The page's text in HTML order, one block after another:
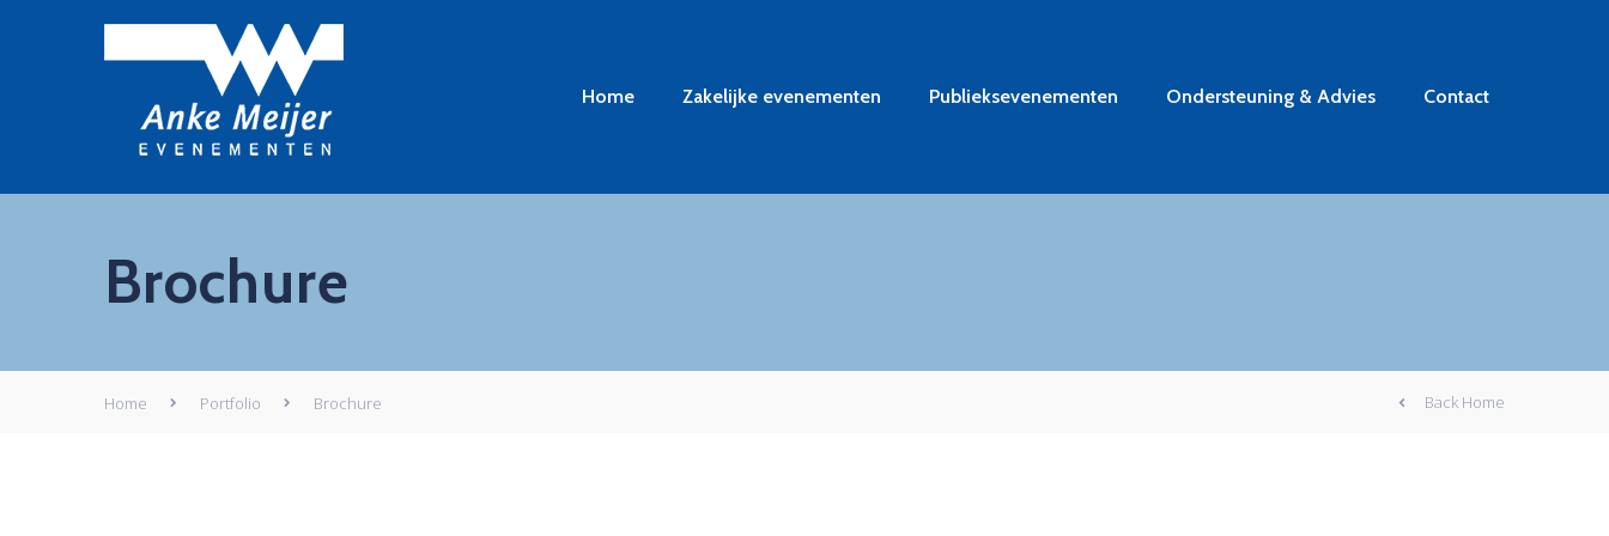
Home Zakelijke evenementen Publieksevenementen Ondersteuning & Advies Contact
Brochure
Home Portfolio Brochure Back Home